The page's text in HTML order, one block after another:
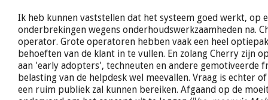
Ik heb kunnen vaststellen dat het systeem goed werkt, op
onderbrekingen wegens onderhoudswerkzaamheden na.
operator. Grote operatoren hebben vaak een heel
behoeften van de klant in te vullen. En zolang Cherry zijn
aan 'early adopters', techneuten en andere gemotiveerde
belasting van de helpdesk wel meevallen. Vraag is echter
een ruim publiek zal kunnen bereiken. Afgaand op de